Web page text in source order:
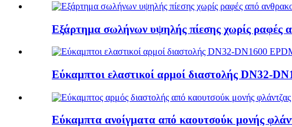
Εξάρτημα σωλήνων υψηλής πίεσης χωρίς ραφές
Εύκαμπτοι ελαστικοί αρμοί διαστολής DN32-
Εύκαμπτα ανοίγματα από καουτσούκ μονής